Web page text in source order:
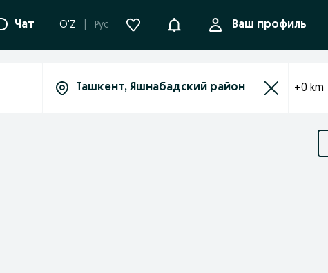
Чат O'Z Рус УведомленияВаш профиль
+0 km